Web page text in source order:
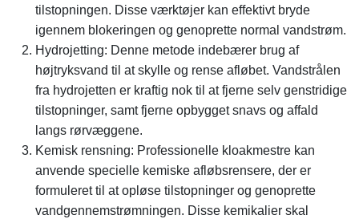
tilstopningen. Disse værktøjer kan effektivt bryde
igennem blokeringen og genoprette normal vandstrøm.
Hydrojetting: Denne metode indebærer brug af
højtryksvand til at skylle og rense afløbet. Vandstrålen
fra hydrojetten er kraftig nok til at fjerne selv genstridige
tilstopninger, samt fjerne opbygget snavs og affald
langs rørvæggene.
Kemisk rensning: Professionelle kloakmestre kan
anvende specielle kemiske afløbsrensere, der er
formuleret til at opløse tilstopninger og genoprette
vandgennemstrømningen. Disse kemikalier skal